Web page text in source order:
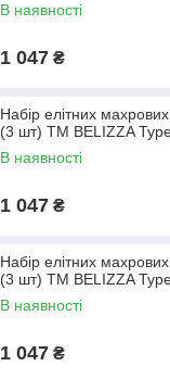
В наявності
1 047 ₴
Набір елітних
(3 шт) TM BELIZZA
В наявності
1 047 ₴
Набір елітних
(3 шт) TM BELIZZA
В наявності
1 047 ₴